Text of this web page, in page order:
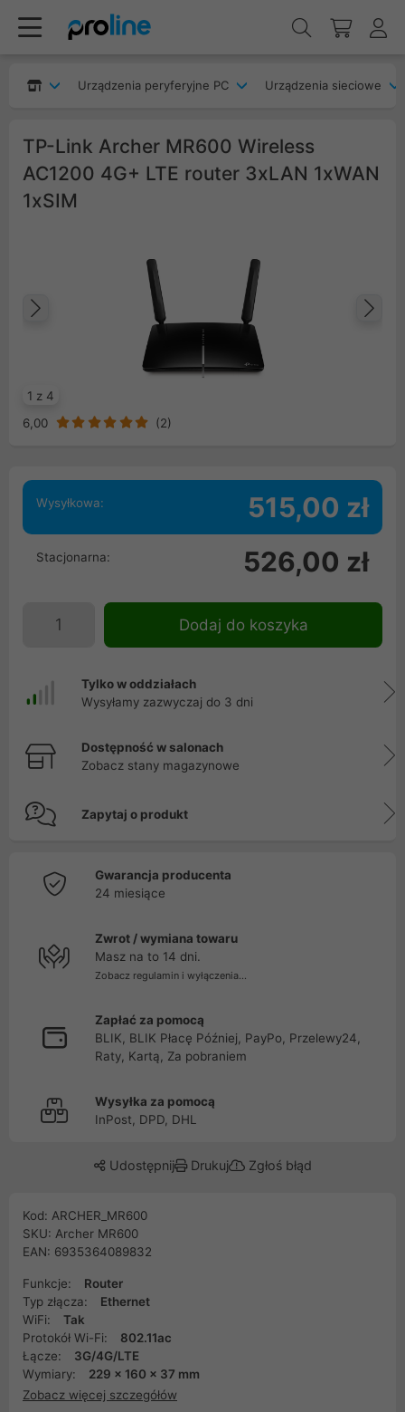
Urządzenia peryferyjne PC Urządzenia sieciowe
TP-Link Archer MR600 Wireless
AC1200 4G+ LTE router 3xLAN 1xWAN
1xSIM
1 z 4
Poprzedni
6,00 (2)
Wysyłkowa: 515,00 zł
Stacjonarna: 526,00 zł
Dodaj do koszyka
Tylko w oddziałach
Wysyłamy zazwyczaj do 3 dni
Dostępność w salonach
Zobacz stany magazynowe
Zapytaj o produkt
Gwarancja producenta
24 miesiące
Zwrot / wymiana towaru
Masz na to 14 dni.
Zobacz regulamin i wyłączenia...
Zapłać za pomocą
BLIK, BLIK Płacę Później, PayPo, Przelewy24,
Raty, Kartą, Za pobraniem
Wysyłka za pomocą
InPost, DPD, DHL
Udostępnij Drukuj Zgłoś błąd
Kod: ARCHER_MR600
SKU: Archer MR600
EAN: 6935364089832
Funkcje:
Router
Typ złącza:
Ethernet
WiFi:
Tak
Protokół Wi-Fi:
802.11ac
Łącze:
3G/4G/LTE
Wymiary:
229 x 160 x 37 mm
Zobacz więcej szczegółów